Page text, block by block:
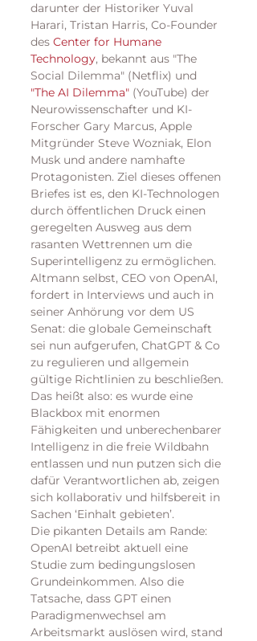
darunter der Historiker Yuval
Harari, Tristan Harris, Co-Founder
des Center for Humane
Technology, bekannt aus "The
Social Dilemma" (Netflix) und
"The AI Dilemma" (YouTube) der
Neurowissenschafter und KI-
Forscher Gary Marcus, Apple
Mitgründer Steve Wozniak, Elon
Musk und andere namhafte
Protagonisten. Ziel dieses offenen
Briefes ist es, den KI-Technologen
durch öffentlichen Druck einen
geregelten Ausweg aus dem
rasanten Wettrennen um die
Superintelligenz zu ermöglichen.
Altmann selbst, CEO von OpenAI,
fordert in Interviews und auch in
seiner Anhörung vor dem US
Senat: die globale Gemeinschaft
sei nun aufgerufen, ChatGPT & Co
zu regulieren und allgemein
gültige Richtlinien zu beschließen.
Das heißt also: es wurde eine
Blackbox mit enormen
Fähigkeiten und unberechenbarer
Intelligenz in die freie Wildbahn
entlassen und nun putzen sich die
dafür Verantwortlichen ab, zeigen
sich kollaborativ und hilfsbereit in
Sachen ‘Einhalt gebieten’.
Die pikanten Details am Rande:
OpenAI betreibt aktuell eine
Studie zum bedingungslosen
Grundeinkommen. Also die
Tatsache, dass GPT einen
Paradigmenwechsel am
Arbeitsmarkt auslösen wird, stand